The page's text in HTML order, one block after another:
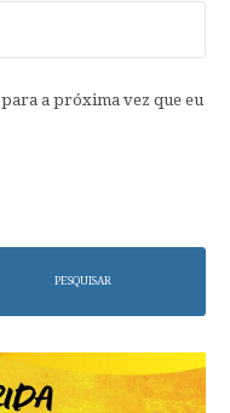
a próxima vez que eu
PESQUISAR